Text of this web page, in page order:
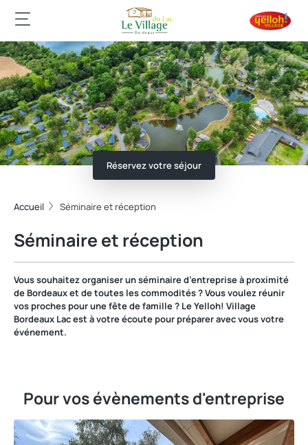
Réservez votre séjour
Accueil Séminaire et réception
Séminaire et réception
Vous souhaitez organiser un séminaire d’entreprise à proximité
de Bordeaux et de toutes les commodités ? Vous voulez réunir
vos proches pour une fête de famille ? Le Yelloh! Village
Bordeaux Lac est à votre écoute pour préparer avec vous votre
événement.
Pour vos évènements d'entreprise